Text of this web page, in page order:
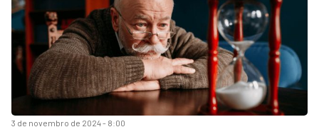
3 de novembro de 2024 - 8:00